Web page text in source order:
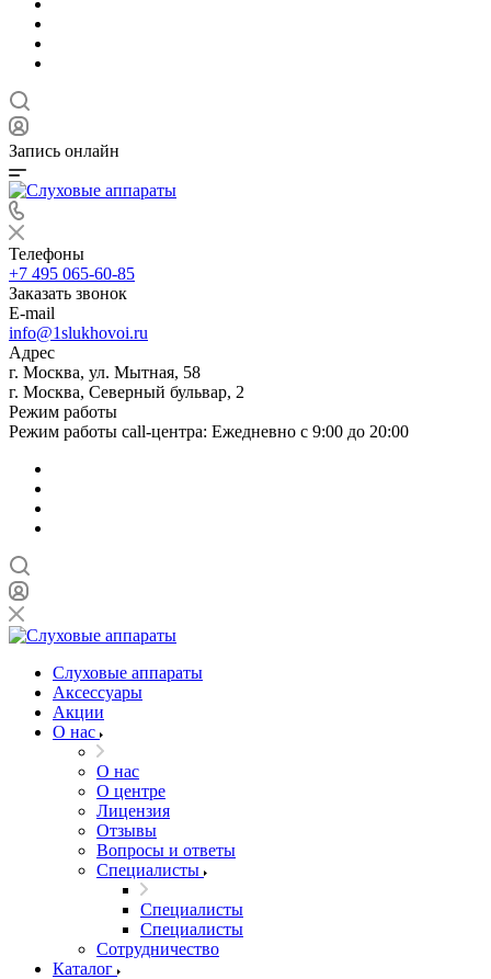
Запись онлайн
Телефоны
+7 495 065-60-85
Заказать звонок
E-mail
info@1slukhovoi.ru
Адрес
г. Москва, ул. Мытная, 58
г. Москва, Северный бульвар, 2
Режим работы
Режим работы call-центра: Ежедневно с 9:00 до 20:00
Слуховые аппараты
Аксессуары
Акции
О нас
О нас
О центре
Лицензия
Отзывы
Вопросы и ответы
Специалисты
Специалисты
Специалисты
Сотрудничество
Каталог